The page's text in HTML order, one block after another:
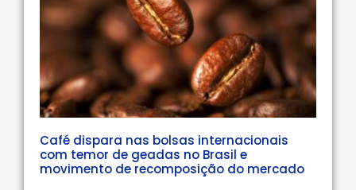
Café dispara nas bolsas internacionais
com temor de geadas no Brasil e
movimento de recomposição do mercado